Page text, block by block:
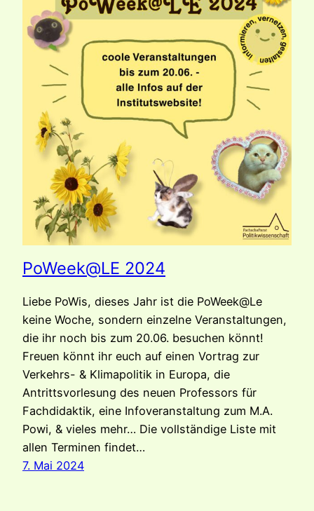
PoWeek@LE 2024
Liebe PoWis, dieses Jahr ist die PoWeek@Le
keine Woche, sondern einzelne Veranstaltungen,
die ihr noch bis zum 20.06. besuchen könnt!
Freuen könnt ihr euch auf einen Vortrag zur
Verkehrs- & Klimapolitik in Europa, die
Antrittsvorlesung des neuen Professors für
Fachdidaktik, eine Infoveranstaltung zum M.A.
Powi, & vieles mehr… Die vollständige Liste mit
allen Terminen findet…
7. Mai 2024